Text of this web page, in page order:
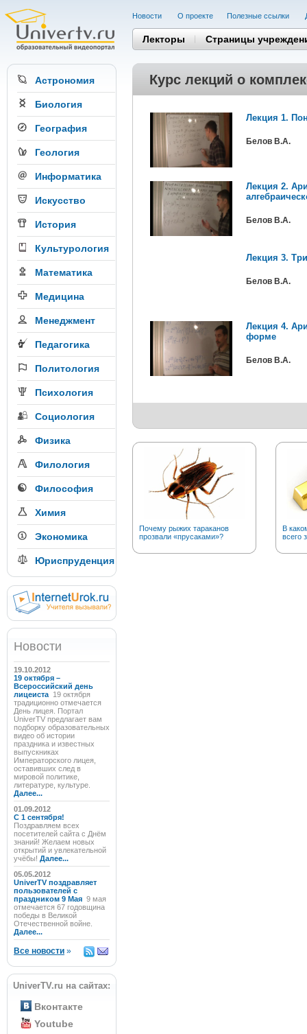
Астрономия
Биология
География
Геология
Информатика
Искусство
История
Культурология
Математика
Медицина
Менеджмент
Педагогика
Политология
Психология
Социология
Физика
Филология
Философия
Химия
Экономика
Юриспруденция
Новости
19.10.2012
19 октября –
Всероссийский день
лицеиста 19 октября
традиционно отмечается
День лицея. Портал
UniverTV предлагает вам
подборку образовательных
видео об истории
праздника и известных
выпускниках
Императорского лицея,
оставивших след в
мировой политике,
литературе, культуре.
Далее...
01.09.2012
C 1 сентября!
Поздравляем всех
посетителей сайта с Днём
знаний! Желаем новых
открытий и увлекательной
учёбы! Далее...
05.05.2012
UniverTV поздравляет
пользователей с
праздником 9 Мая 9 мая
отмечается 67 годовщина
победы в Великой
Отечественной войне.
Далее...
Все новости »
UniverTV.ru на сайтах:
Вконтакте
Youtube
Новости О проекте Полезные cсылки
Лекторы Страницы
Курс лекций о
Лекция 1.
Белов В.А.
Лекция 2.
Белов В.А.
Лекция 3.
Белов В.А.
Лекция 4.
форме
Белов В.А.
Почему рыжих тараканов
прозвали «прусаками»?
В
всего